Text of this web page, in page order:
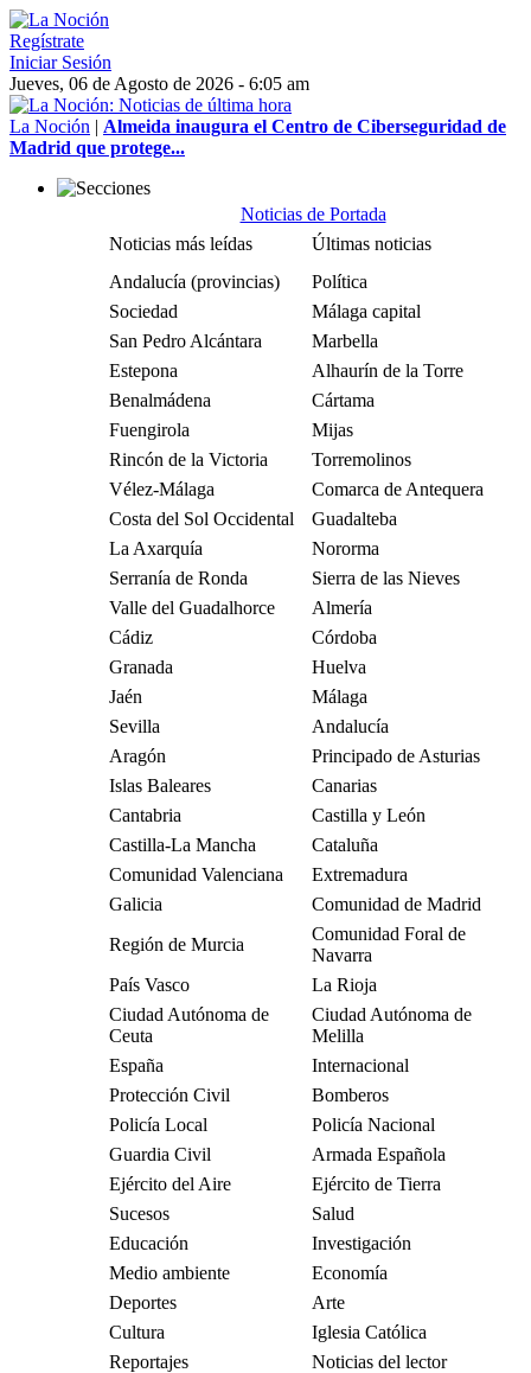
Regístrate
Iniciar Sesión
Jueves, 06 de Agosto de 2026 - 6:05 am
La Noción | Almeida inaugura el Centro de Ciberseguridad de
Madrid que protege...
Noticias de Portada
Noticias más leídas
Últimas noticias
Andalucía (provincias)
Política
Sociedad
Málaga capital
San Pedro Alcántara
Marbella
Estepona
Alhaurín de la Torre
Benalmádena
Cártama
Fuengirola
Mijas
Rincón de la Victoria
Torremolinos
Vélez-Málaga
Comarca de Antequera
Costa del Sol Occidental
Guadalteba
La Axarquía
Nororma
Serranía de Ronda
Sierra de las Nieves
Valle del Guadalhorce
Almería
Cádiz
Córdoba
Granada
Huelva
Jaén
Málaga
Sevilla
Andalucía
Aragón
Principado de Asturias
Islas Baleares
Canarias
Cantabria
Castilla y León
Castilla-La Mancha
Cataluña
Comunidad Valenciana
Extremadura
Galicia
Comunidad de Madrid
Región de Murcia
Comunidad Foral de
Navarra
País Vasco
La Rioja
Ciudad Autónoma de
Ceuta
Ciudad Autónoma de
Melilla
España
Internacional
Protección Civil
Bomberos
Policía Local
Policía Nacional
Guardia Civil
Armada Española
Ejército del Aire
Ejército de Tierra
Sucesos
Salud
Educación
Investigación
Medio ambiente
Economía
Deportes
Arte
Cultura
Iglesia Católica
Reportajes
Noticias del lector